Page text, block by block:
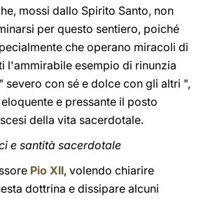
mossi dallo Spirito Santo, non
per questo sentiero, poiché
che operano miracoli di
l'ammirabile esempio di rinunzia
severo con sé e dolce con gli altri ",
e pressante il posto
della vita sacerdotale.
e santità sacerdotale
Pio XII, volendo chiarire
dottrina e dissipare alcuni